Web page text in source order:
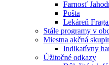
Farnosť
Pošta
Lekáreň
Stále programy v
Miestna akčná
Indikatívny
Úžitočné odkazy